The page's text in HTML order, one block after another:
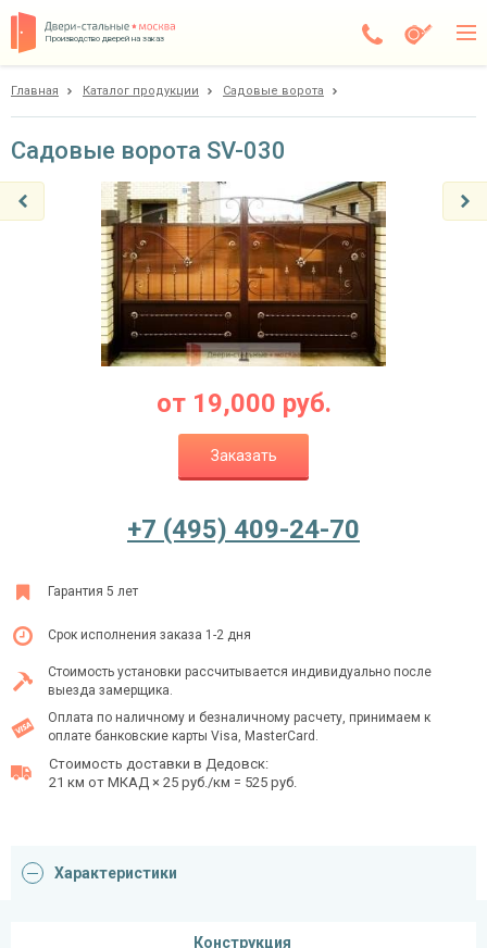
Производство дверей на заказ
Доставка
Установка
Галерея
Акции
Покупателям
О компании
+7 (495) 409-24-70
Главная Каталог продукции Садовые ворота
Садовые ворота SV-030
от 19,000 руб.
Заказать
+7 (495) 409-24-70
Гарантия 5 лет
Срок исполнения заказа 1-2 дня
Стоимость установки рассчитывается индивидуально после
выезда замерщика.
Оплата по наличному и безналичному расчету, принимаем к
оплате банковские карты Visa, MasterCard.
Стоимость доставки в Дедовск:
21 км от МКАД × 25 руб./км = 525 руб.
Характеристики
Конструкция